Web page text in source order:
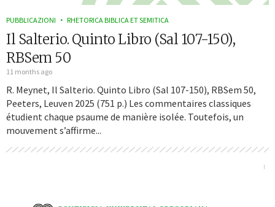
PUBBLICAZIONI RHETORICA BIBLICA ET SEMITICA
Il Salterio. Quinto Libro (Sal 107-150),
RBSem 50
11 months ago
R. Meynet, Il Salterio. Quinto Libro (Sal 107-150), RBSem 50,
Peeters, Leuven 2025 (751 p.) Les commentaires classiques
étudient chaque psaume de manière isolée. Toutefois, un
mouvement s’affirme...